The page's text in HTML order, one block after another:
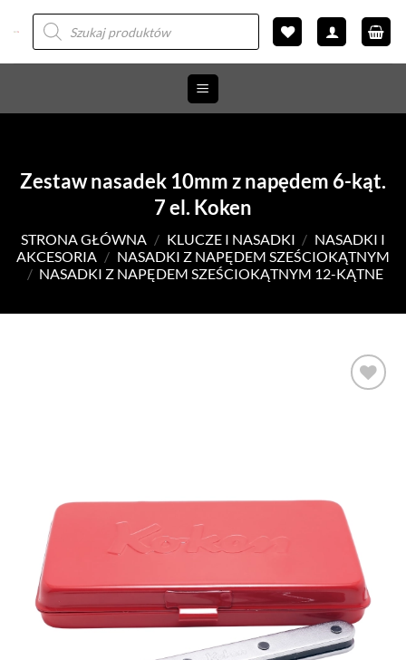
Przewiń
do
zawartości
Wyszukiwarka
produktów
Zestaw nasadek 10mm z napędem 6-kąt.
7 el. Koken
STRONA GŁÓWNA / KLUCZE I NASADKI / NASADKI I
AKCESORIA / NASADKI Z NAPĘDEM SZEŚCIOKĄTNYM
/ NASADKI Z NAPĘDEM SZEŚCIOKĄTNYM 12-KĄTNE